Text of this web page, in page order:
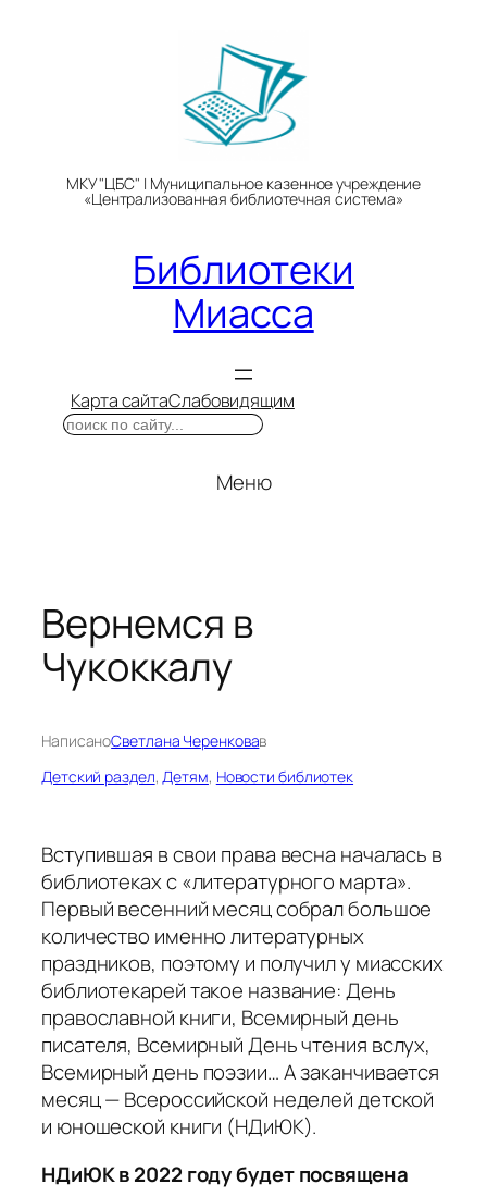
МКУ "ЦБС" | Муниципальное казенное учреждение
«Централизованная библиотечная система»
Библиотеки
Миасса
Карта сайтаСлабовидящим
Поиск
Меню
Вернемся в
Чукоккалу
НаписаноСветлана Черенковав
Детский раздел, Детям, Новости библиотек
Вступившая в свои права весна началась в
библиотеках с «литературного марта».
Первый весенний месяц собрал большое
количество именно литературных
праздников, поэтому и получил у миасских
библиотекарей такое название: День
православной книги, Всемирный день
писателя, Всемирный День чтения вслух,
Всемирный день поэзии… А заканчивается
месяц — Всероссийской неделей детской
и юношеской книги (НДиЮК).
НДиЮК в 2022 году будет посвящена